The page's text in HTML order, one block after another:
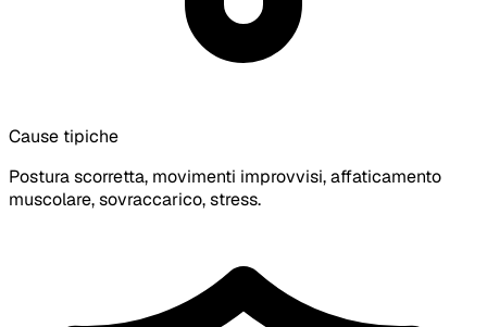
Cause tipiche
Postura scorretta, movimenti improvvisi, affaticamento
muscolare, sovraccarico, stress.